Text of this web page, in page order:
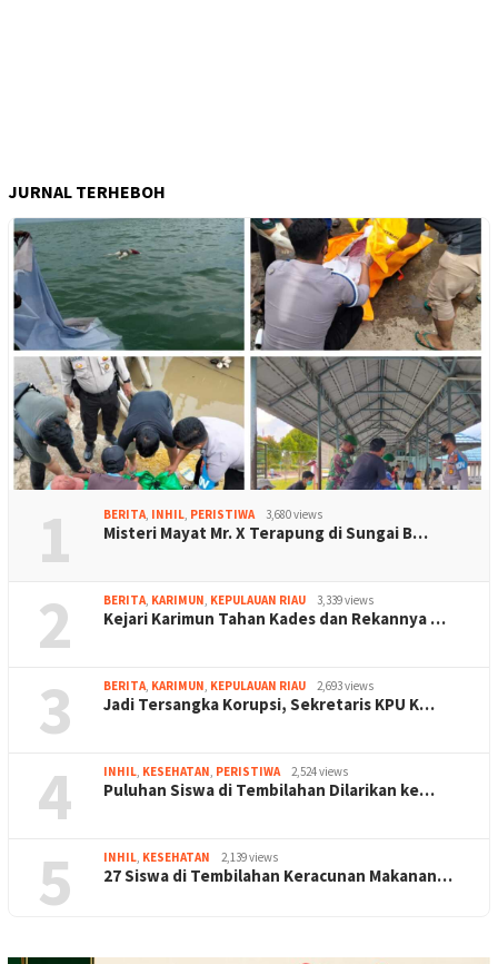
JURNAL TERHEBOH
1 BERITA, INHIL, PERISTIWA 3,680 views
Misteri Mayat Mr. X Terapung di Sungai B…
2 BERITA, KARIMUN, KEPULAUAN RIAU 3,339 views
Kejari Karimun Tahan Kades dan Rekannya …
3 BERITA, KARIMUN, KEPULAUAN RIAU 2,693 views
Jadi Tersangka Korupsi, Sekretaris KPU K…
4 INHIL, KESEHATAN, PERISTIWA 2,524 views
Puluhan Siswa di Tembilahan Dilarikan ke…
5 INHIL, KESEHATAN 2,139 views
27 Siswa di Tembilahan Keracunan Makanan…